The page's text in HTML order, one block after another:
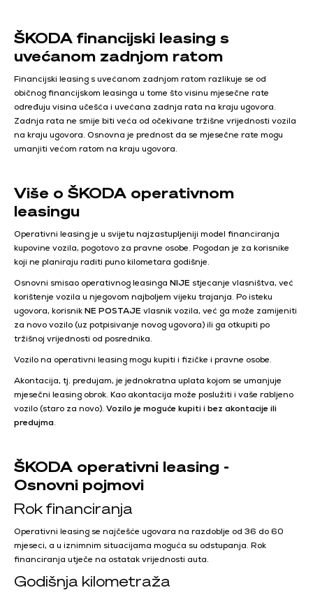
ŠKODA financijski leasing s
uvećanom zadnjom ratom
Financijski leasing s uvećanom zadnjom ratom razlikuje se od
običnog financijskom leasinga u tome što visinu mjesečne rate
određuju visina učešća i uvećana zadnja rata na kraju ugovora.
Zadnja rata ne smije biti veća od očekivane tržišne vrijednosti vozila
na kraju ugovora. Osnovna je prednost da se mjesečne rate mogu
umanjiti većom ratom na kraju ugovora.
Više o ŠKODA operativnom
leasingu
Operativni leasing je u svijetu najzastupljeniji model financiranja
kupovine vozila, pogotovo za pravne osobe. Pogodan je za korisnike
koji ne planiraju raditi puno kilometara godišnje.
Osnovni smisao operativnog leasinga NIJE stjecanje vlasništva, već
korištenje vozila u njegovom najboljem vijeku trajanja. Po isteku
ugovora, korisnikNE POSTAJE vlasnik vozila, već ga može zamijeniti
za novo vozilo (uz potpisivanje novog ugovora) ili ga otkupiti po
tržišnoj vrijednosti od posrednika.
Vozilo na operativni leasing mogu kupiti i fizičke i pravne osobe.
Akontacija, tj. predujam, je jednokratna uplata kojom se umanjuje
mjesečni leasing obrok. Kao akontacija može poslužiti i vaše rabljeno
vozilo (staro za novo). Vozilo je moguće kupiti i bez akontacije ili
predujma.
ŠKODA operativni leasing -
Osnovni pojmovi
Rok financiranja
Operativni leasing se najčešće ugovara na razdoblje od 36 do 60
mjeseci, a u iznimnim situacijama moguća su odstupanja. Rok
financiranja utječe na ostatak vrijednosti auta.
Godišnja kilometraža